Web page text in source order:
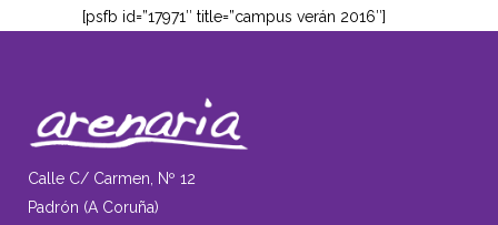
[psfb id=”17971″ title=”campus verán 2016″]
Calle C/ Carmen, Nº 12
Padrón (A Coruña)